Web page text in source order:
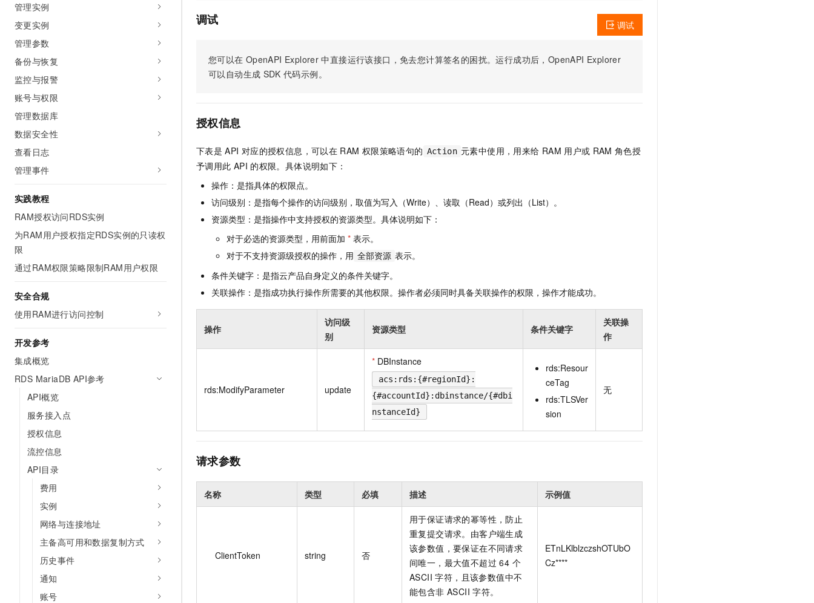
管理实例
变更实例
管理参数
备份与恢复
监控与报警
账号与权限
管理数据库
数据安全性
查看日志
管理事件
实践教程
RAM授权访问RDS实例
为RAM用户授权指定RDS实例的只读权
限
通过RAM权限策略限制RAM用户权限
安全合规
使用RAM进行访问控制
开发参考
集成概览
RDS MariaDB API参考
API概览
服务接入点
授权信息
流控信息
API目录
费用
实例
网络与连接地址
主备高可用和数据复制方式
历史事件
通知
账号
调试
您可以在 OpenAPI Explorer 中直接运行该接口，免去您计算签名的困扰。运行成功后，OpenAPI Explorer
可以自动生成 SDK 代码示例。
调试
授权信息
下表是 API 对应的授权信息，可以在 RAM 权限策略语句的 Action 元素中使用，用来给 RAM 用户或 RAM 角色授
予调用此 API 的权限。具体说明如下：
操作：是指具体的权限点。
访问级别：是指每个操作的访问级别，取值为写入（Write）、读取（Read）或列出（List）。
资源类型：是指操作中支持授权的资源类型。具体说明如下：
对于必选的资源类型，用前面加 * 表示。
对于不支持资源级授权的操作，用 全部资源 表示。
条件关键字：是指云产品自身定义的条件关键字。
关联操作：是指成功执行操作所需要的其他权限。操作者必须同时具备关联操作的权限，操作才能成功。
操作
访问级
别
资源类型 条件关键字
关联操
作
rds:ModifyParameter update
* DBInstance
acs:rds:{#regionId}:
{#accountId}:dbinstance/{#dbi
nstanceId}
rds:Resour
ceTag
rds:TLSVer
sion
无
请求参数
名称 类型 必填 描述 示例值
ClientToken string 否
用于保证请求的幂等性，防止
重复提交请求。由客户端生成
该参数值，要保证在不同请求
间唯一，最大值不超过 64 个
ASCII 字符，且该参数值中不
能包含非 ASCII 字符。
ETnLKlblzczshOTUbO
Cz****